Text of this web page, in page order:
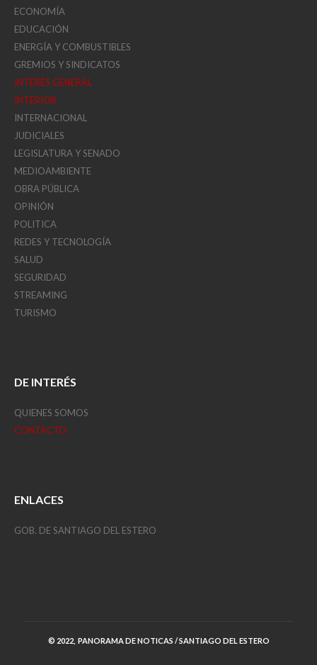
ECONOMÍA
EDUCACIÓN
ENERGÍA Y COMBUSTIBLES
GREMIOS Y SINDICATOS
INTERÉS GENERAL
INTERIOR
INTERNACIONAL
JUDICIALES
LEGISLATURA Y SENADO
MEDIOAMBIENTE
OBRA PÚBLICA
OPINIÓN
POLITICA
REDES Y TECNOLOGÍA
SALUD
SEGURIDAD
STREAMING
TURISMO
DE INTERÉS
QUIENES SOMOS
CONTACTO
ENLACES
GOB. DE SANTIAGO DEL ESTERO
© 2022, PANORAMA DE NOTICAS / SANTIAGO DEL ESTERO